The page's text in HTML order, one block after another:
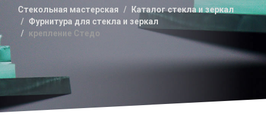
Стекольная мастерская
Каталог стекла и зеркал
Фурнитура для стекла и зеркал
крепление Стедо